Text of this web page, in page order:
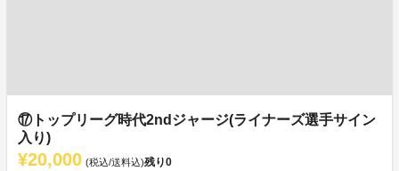
⑰トップリーグ時代2ndジャージ(ライナーズ選手サイン
入り)
¥20,000 (税込/送料込)残り0